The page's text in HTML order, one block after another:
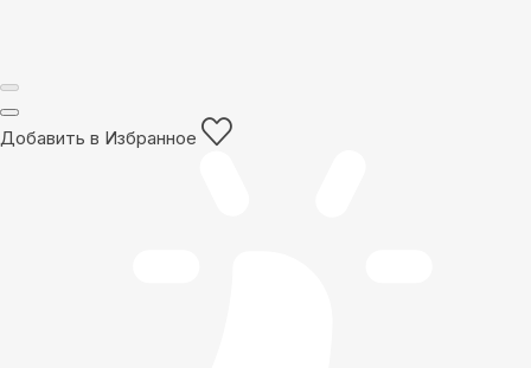
Добавить в Избранное